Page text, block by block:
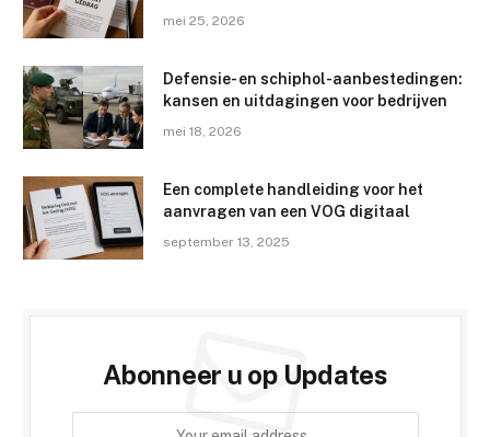
mei 25, 2026
Defensie- en schiphol-aanbestedingen:
kansen en uitdagingen voor bedrijven
mei 18, 2026
Een complete handleiding voor het
aanvragen van een VOG digitaal
september 13, 2025
Abonneer u op Updates